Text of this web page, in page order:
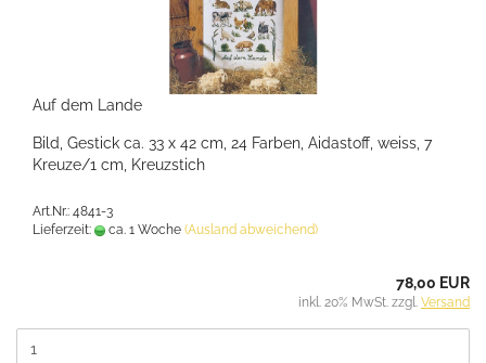
Auf dem Lande
Bild, Gestick ca. 33 x 42 cm, 24 Farben, Aidastoff, weiss, 7
Kreuze/1 cm, Kreuzstich
Art.Nr.: 4841-3
Lieferzeit:
ca. 1 Woche (Ausland abweichend)
78,00 EUR
inkl. 20% MwSt. zzgl. Versand